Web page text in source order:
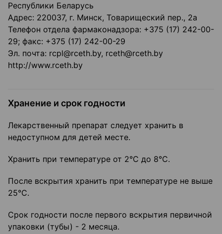
Республики Беларусь
Адрес: 220037, г. Минск, Товарищеский пер., 2а
Телефон отдела фармаконадзора: +375 (17) 242-00-
29; факс: +375 (17) 242-00-29
Эл. почта: rcpl@rceth.by, rceth@rceth.by
http://www.rceth.by
Хранение и срок годности
Лекарственный препарат следует хранить в
недоступном для детей месте.
Хранить при температуре от 2°С до 8°С.
После вскрытия хранить при температуре не выше
25°С.
Срок годности после первого вскрытия первичной
упаковки (тубы) - 2 месяца.